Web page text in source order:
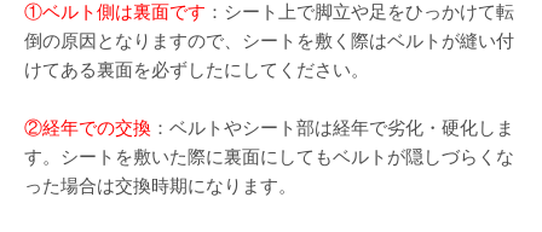
①ベルト側は裏面です ：シート上で脚立や足をひっかけて転
倒の原因となりますので、シートを敷く際はベルトが縫い付
けてある裏面を必ずしたにしてください。
②経年での交換 ：ベルトやシート部は経年で劣化・硬化しま
す。シートを敷いた際に裏面にしてもベルトが隠しづらくな
った場合は交換時期になります。